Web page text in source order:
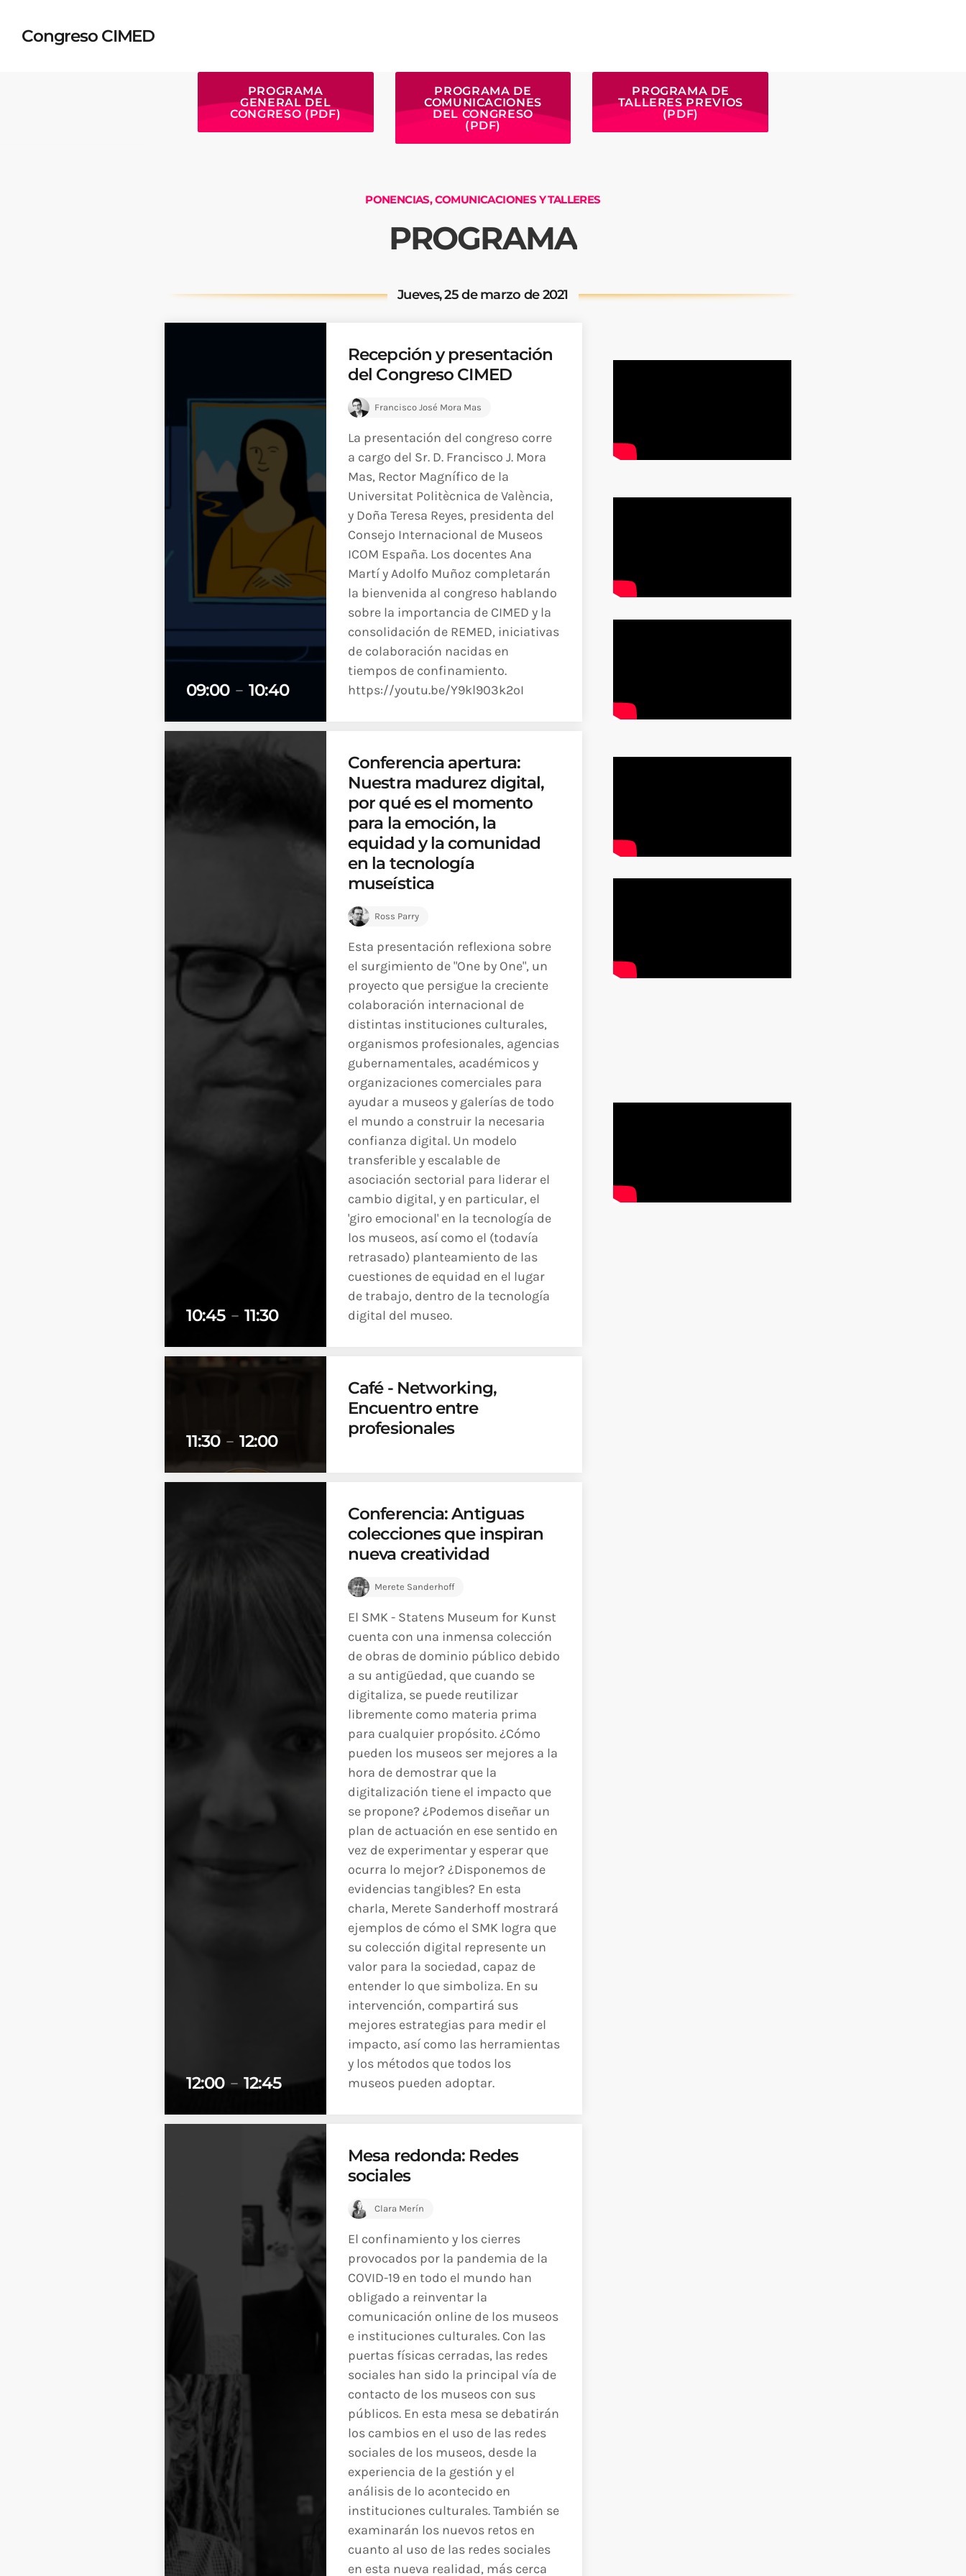
Congreso CIMED
MOST UPVOTED
PROGRAMA
GENERAL DEL
CONGRESO (PDF)
PROGRAMA DE
COMUNICACIONES
DEL CONGRESO
(PDF)
PROGRAMA DE
TALLERES PREVIOS
(PDF)
PONENCIAS, COMUNICACIONES Y TALLERES
PROGRAMA
Jueves, 25 de marzo de 2021
09:00 remove 10:40
Recepción y presentación
del Congreso CIMED
Francisco José Mora Mas
La presentación del congreso corre
a cargo del Sr. D. Francisco J. Mora
Mas, Rector Magnífico de la
Universitat Politècnica de València,
y Doña Teresa Reyes, presidenta del
Consejo Internacional de Museos
ICOM España. Los docentes Ana
Martí y Adolfo Muñoz completarán
la bienvenida al congreso hablando
sobre la importancia de CIMED y la
consolidación de REMED, iniciativas
de colaboración nacidas en
tiempos de confinamiento.
https://youtu.be/Y9kl903k2oI
10:45 remove 11:30
Conferencia apertura:
Nuestra madurez digital,
por qué es el momento
para la emoción, la
equidad y la comunidad
en la tecnología
museística
Ross Parry
Esta presentación reflexiona sobre
el surgimiento de "One by One", un
proyecto que persigue la creciente
colaboración internacional de
distintas instituciones culturales,
organismos profesionales, agencias
gubernamentales, académicos y
organizaciones comerciales para
ayudar a museos y galerías de todo
el mundo a construir la necesaria
confianza digital. Un modelo
transferible y escalable de
asociación sectorial para liderar el
cambio digital, y en particular, el
'giro emocional' en la tecnología de
los museos, así como el (todavía
retrasado) planteamiento de las
cuestiones de equidad en el lugar
de trabajo, dentro de la tecnología
digital del museo.
11:30 remove 12:00
Café - Networking,
Encuentro entre
profesionales
12:00 remove 12:45
Conferencia: Antiguas
colecciones que inspiran
nueva creatividad
Merete Sanderhoff
El SMK - Statens Museum for Kunst
cuenta con una inmensa colección
de obras de dominio público debido
a su antigüedad, que cuando se
digitaliza, se puede reutilizar
libremente como materia prima
para cualquier propósito. ¿Cómo
pueden los museos ser mejores a la
hora de demostrar que la
digitalización tiene el impacto que
se propone? ¿Podemos diseñar un
plan de actuación en ese sentido en
vez de experimentar y esperar que
ocurra lo mejor? ¿Disponemos de
evidencias tangibles? En esta
charla, Merete Sanderhoff mostrará
ejemplos de cómo el SMK logra que
su colección digital represente un
valor para la sociedad, capaz de
entender lo que simboliza. En su
intervención, compartirá sus
mejores estrategias para medir el
impacto, así como las herramientas
y los métodos que todos los
museos pueden adoptar.
Mesa redonda: Redes
sociales
Clara Merín
El confinamiento y los cierres
provocados por la pandemia de la
COVID-19 en todo el mundo han
obligado a reinventar la
comunicación online de los museos
e instituciones culturales. Con las
puertas físicas cerradas, las redes
sociales han sido la principal vía de
contacto de los museos con sus
públicos. En esta mesa se debatirán
los cambios en el uso de las redes
sociales de los museos, desde la
experiencia de la gestión y el
análisis de lo acontecido en
instituciones culturales. También se
examinarán los nuevos retos en
cuanto al uso de las redes sociales
en esta nueva realidad, más cerca